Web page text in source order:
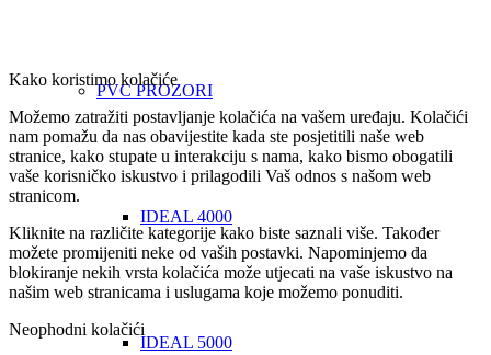
PVC PROZORI
IDEAL 4000
IDEAL 5000
Kako koristimo kolačiće
Možemo zatražiti postavljanje kolačića na vašem uređaju. Kolačići
nam pomažu da nas obavijestite kada ste posjetitili naše web
stranice, kako stupate u interakciju s nama, kako bismo obogatili
vaše korisničko iskustvo i prilagodili Vaš odnos s našom web
stranicom.
Kliknite na različite kategorije kako biste saznali više. Također
možete promijeniti neke od vaših postavki. Napominjemo da
blokiranje nekih vrsta kolačića može utjecati na vaše iskustvo na
našim web stranicama i uslugama koje možemo ponuditi.
Neophodni kolačići